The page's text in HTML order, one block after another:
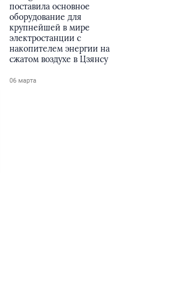
поставила основное
оборудование для
крупнейшей в мире
электростанции с
накопителем энергии на
сжатом воздухе в Цзянсу
06 марта